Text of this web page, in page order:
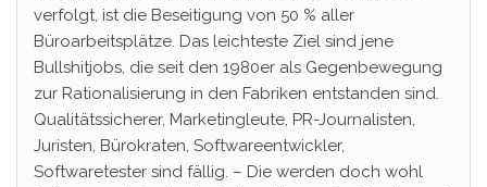
verfolgt, ist die Beseitigung von 50 % aller
Büroarbeitsplätze. Das leichteste Ziel sind jene
Bullshitjobs, die seit den 1980er als Gegenbewegung
zur Rationalisierung in den Fabriken entstanden sind.
Qualitätssicherer, Marketingleute, PR-Journalisten,
Juristen, Bürokraten, Softwareentwickler,
Softwaretester sind fällig. – Die werden doch wohl